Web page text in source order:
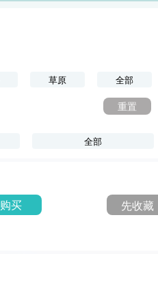
草原 全部
全部
重置
购买 先收藏